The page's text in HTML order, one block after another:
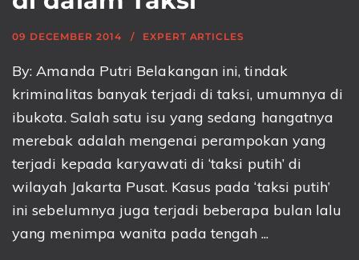
09 DECEMBER 2014 EXPERT ARTICLES
By: Amanda Putri Belakangan ini, tindak
kriminalitas banyak terjadi di taksi, umumnya di
ibukota. Salah satu isu yang sedang hangatnya
merebak adalah mengenai perampokan yang
terjadi kepada karyawati di ‘taksi putih’ di
wilayah Jakarta Pusat. Kasus pada ‘taksi putih’
ini sebelumnya juga terjadi beberapa bulan lalu
yang menimpa wanita pada tengah ...